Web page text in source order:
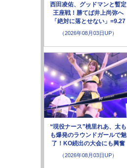
西田凌佑、グッドマンと暫定
王座戦！勝てば井上尚弥へ
「絶対に落とせない」=9.27
（2026年08月03日UP）
“現役ナース”桃里れあ、太も
も爆発のラウンドガールで魅
了！KO続出の大会にも興奮
（2026年08月03日UP）